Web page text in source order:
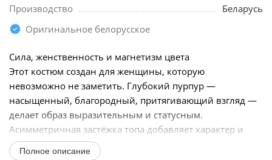
Производство
Беларусь
Оригинальное белорусское
Сила, женственность и магнетизм цвета
Этот костюм создан для женщины, которую
невозможно не заметить. Глубокий пурпур —
насыщенный, благородный, притягивающий взгляд —
делает образ выразительным и статусным.
Асимметричная застёжка топа добавляет характер и
позволяет играть с настроением:...
Полное описание